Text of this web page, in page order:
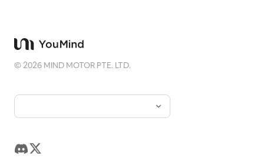
©2026 MIND MOTOR PTE. LTD.